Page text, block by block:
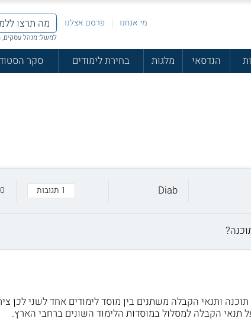
מי אנחנו פרסם אצלנו
למשל: מנהל
הנדסאי מלגות בחירת לימודים סקר
Diab 1 תגובות
ותנאי הקבלה משתנים בין מוסד לימודים אחד לשני לכן
הקבלה למסלול במוסדות הלימוד השונים ברחבי הארץ.